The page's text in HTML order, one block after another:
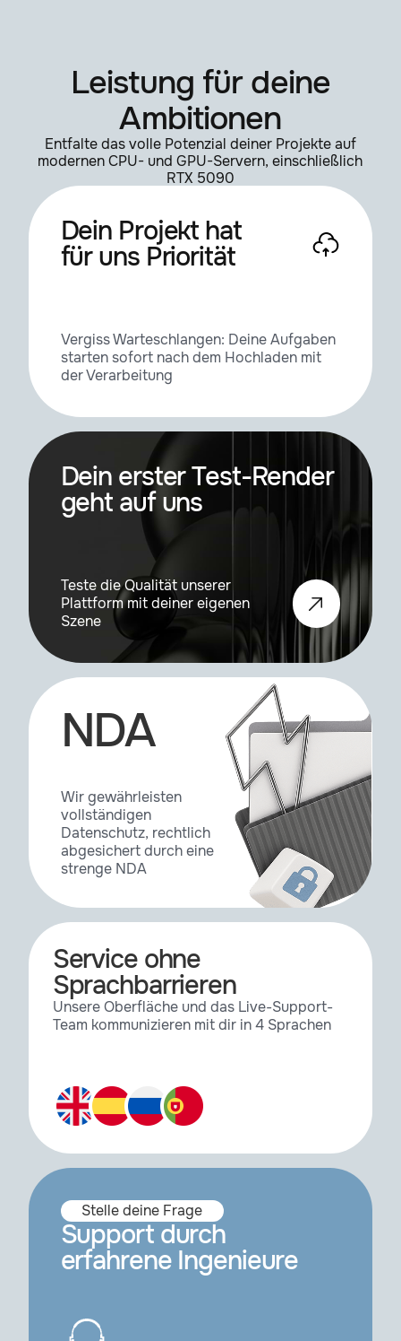
Mirror, Mirror 1.2.0
Pcache 0.61a
Pshade
Realflow 3.1.1
Rayconnector
Reeper
Reeper 3.2
Reeper SE 3.2
Surface Spread
Surface Spread
TurbulenceFD 1.0.1465
UberTracer
WinGen (Windows
Generator)
1.6
XsThickness 1.0
XFrog 5.4
zBlur 2.00.313
Leistung für deine
Ambitionen
Entfalte das volle Potenzial deiner Projekte auf
modernen CPU- und GPU-Servern, einschließlich
RTX 5090
Dein Projekt hat
für uns Priorität
Vergiss Warteschlangen: Deine Aufgaben
starten sofort nach dem Hochladen mit
der Verarbeitung
Dein erster Test-Render
geht auf uns
Teste die Qualität unserer
Plattform mit deiner eigenen
Szene
NDA
Wir gewährleisten
vollständigen
Datenschutz, rechtlich
abgesichert durch eine
strenge NDA
Service ohne
Sprachbarrieren
Unsere Oberfläche und das Live-Support-
Team kommunizieren mit dir in 4 Sprachen
Stelle deine Frage
Support durch
erfahrene Ingenieure